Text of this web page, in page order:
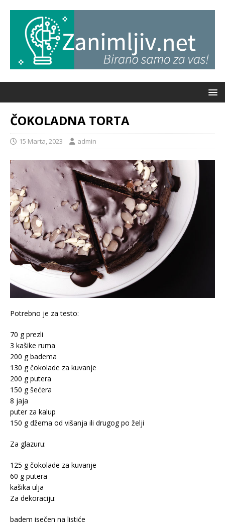
ČOKOLADNA TORTA
15 Marta, 2023 admin
Potrebno je za testo:
70 g prezli
3 kašike ruma
200 g badema
130 g čokolade za kuvanje
200 g putera
150 g šećera
8 jaja
puter za kalup
150 g džema od višanja ili drugog po želji
Za glazuru:
125 g čokolade za kuvanje
60 g putera
kašika ulja
Za dekoraciju:
badem isečen na listiće